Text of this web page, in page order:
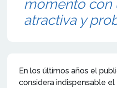
momento con
atractiva y
En los últimos años el
considera indispensable